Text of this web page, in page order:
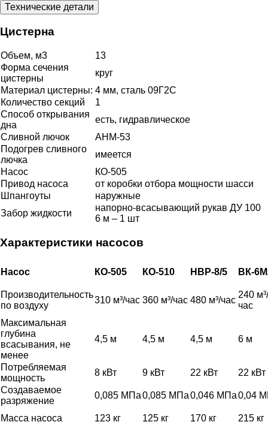
Технические детали
Цистерна
Объем, м3
13
Форма сечения
цистерны
круг
Материал цистерны: 4 мм, сталь 09Г2С
Количество секций
1
Способ открывания
дна
есть, гидравлическое
Сливной лючок
АНМ-53
Подогрев сливного
лючка
имеется
Насос
КО-505
Привод насоса
от коробки отбора мощности шасси
Шпангоуты
наружные
Забор жидкости
напорно-всасывающий рукав ДУ 100
6 м – 1 шт
Характеристики насосов
Насос КО-505 КО-510 НВР-8/5 ВК-
Производительность
по воздуху
310 м³/час 360 м³/час 480 м³/час
240 м³/
час
Максимальная
глубина
всасывания, не
менее
4,5 м 4,5 м 4,5 м 6 м
Потребляемая
мощность
8 кВт 9 кВт 22 кВт
22 кВт
Создаваемое
разряжение
0,085 МПа0,085 МПа0,046 МПа0,04
Масса насоса 123 кг 125 кг 170 кг 215 кг